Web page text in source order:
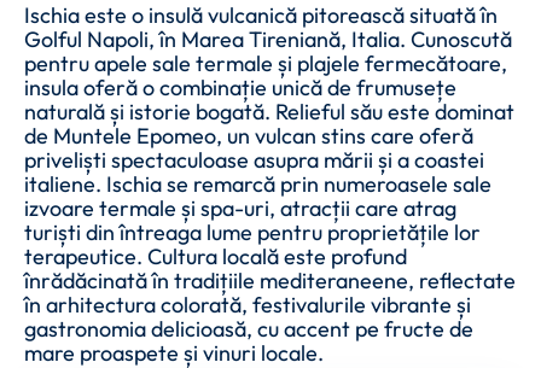
Ischia este o insulă vulcanică pitorească situată în
Golful Napoli, în Marea Tireniană, Italia. Cunoscută
pentru apele sale termale și plajele fermecătoare,
insula oferă o combinație unică de frumusețe
naturală și istorie bogată. Relieful său este dominat
de Muntele Epomeo, un vulcan stins care oferă
priveliști spectaculoase asupra mării și a coastei
italiene. Ischia se remarcă prin numeroasele sale
izvoare termale și spa-uri, atracții care atrag
turiști din întreaga lume pentru proprietățile lor
terapeutice. Cultura locală este profund
înrădăcinată în tradițiile mediteraneene, reflectate
în arhitectura colorată, festivalurile vibrante și
gastronomia delicioasă, cu accent pe fructe de
mare proaspete și vinuri locale.